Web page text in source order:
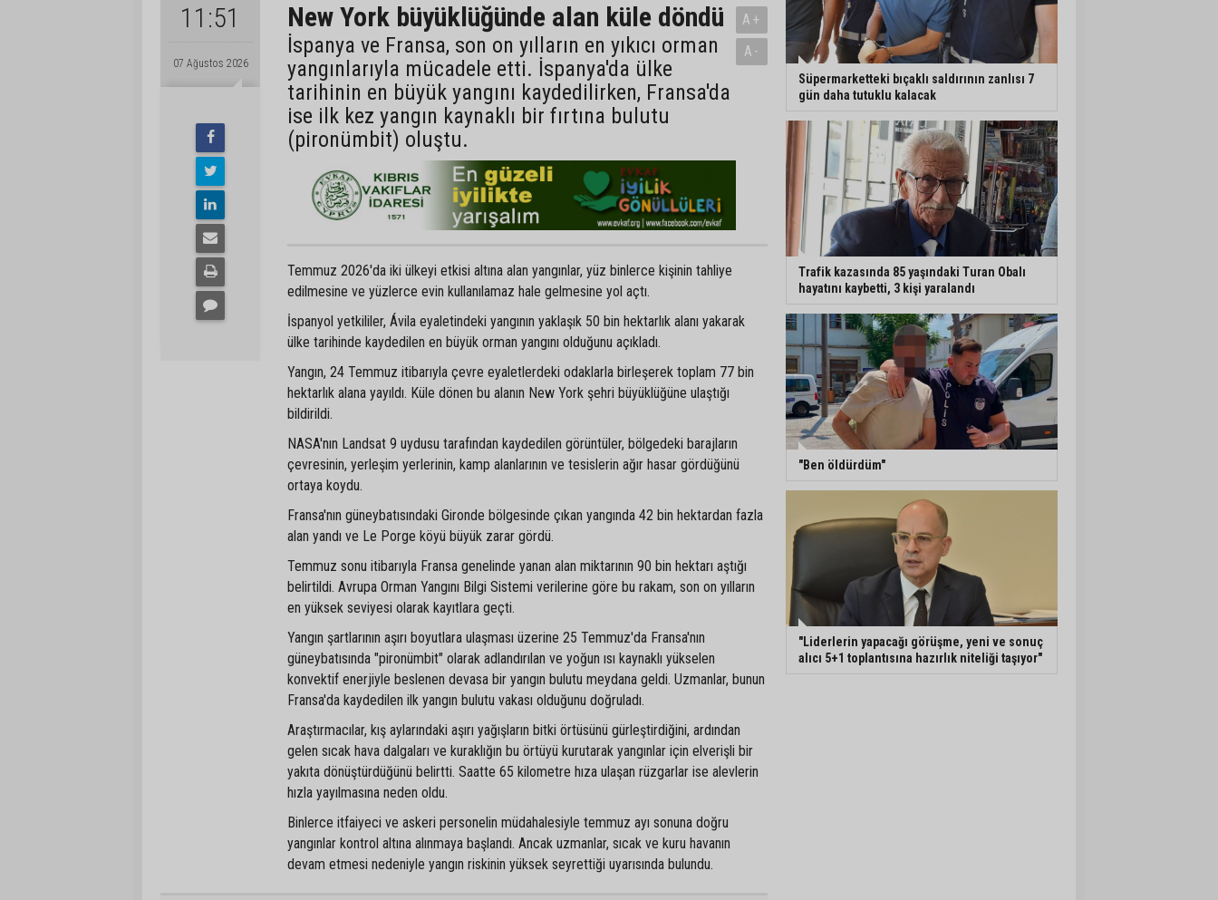
11:51
07 Ağustos 2026
New York büyüklüğünde alan küle döndü
İspanya ve Fransa, son on yılların en yıkıcı orman
yangınlarıyla mücadele etti. İspanya'da ülke
tarihinin en büyük yangını kaydedilirken, Fransa'da
ise ilk kez yangın kaynaklı bir fırtına bulutu
(pironümbit) oluştu.
A+
A-
Temmuz 2026'da iki ülkeyi etkisi altına alan yangınlar, yüz binlerce kişinin tahliye
edilmesine ve yüzlerce evin kullanılamaz hale gelmesine yol açtı.
İspanyol yetkililer, Ávila eyaletindeki yangının yaklaşık 50 bin hektarlık alanı yakarak
ülke tarihinde kaydedilen en büyük orman yangını olduğunu açıkladı.
Yangın, 24 Temmuz itibarıyla çevre eyaletlerdeki odaklarla birleşerek toplam 77 bin
hektarlık alana yayıldı. Küle dönen bu alanın New York şehri büyüklüğüne ulaştığı
bildirildi.
NASA'nın Landsat 9 uydusu tarafından kaydedilen görüntüler, bölgedeki barajların
çevresinin, yerleşim yerlerinin, kamp alanlarının ve tesislerin ağır hasar gördüğünü
ortaya koydu.
Fransa'nın güneybatısındaki Gironde bölgesinde çıkan yangında 42 bin hektardan fazla
alan yandı ve Le Porge köyü büyük zarar gördü.
Temmuz sonu itibarıyla Fransa genelinde yanan alan miktarının 90 bin hektarı aştığı
belirtildi. Avrupa Orman Yangını Bilgi Sistemi verilerine göre bu rakam, son on yılların
en yüksek seviyesi olarak kayıtlara geçti.
Yangın şartlarının aşırı boyutlara ulaşması üzerine 25 Temmuz'da Fransa'nın
güneybatısında "pironümbit" olarak adlandırılan ve yoğun ısı kaynaklı yükselen
konvektif enerjiyle beslenen devasa bir yangın bulutu meydana geldi. Uzmanlar, bunun
Fransa'da kaydedilen ilk yangın bulutu vakası olduğunu doğruladı.
Araştırmacılar, kış aylarındaki aşırı yağışların bitki örtüsünü gürleştirdiğini, ardından
gelen sıcak hava dalgaları ve kuraklığın bu örtüyü kurutarak yangınlar için elverişli bir
yakıta dönüştürdüğünü belirtti. Saatte 65 kilometre hıza ulaşan rüzgarlar ise alevlerin
hızla yayılmasına neden oldu.
Binlerce itfaiyeci ve askeri personelin müdahalesiyle temmuz ayı sonuna doğru
yangınlar kontrol altına alınmaya başlandı. Ancak uzmanlar, sıcak ve kuru havanın
devam etmesi nedeniyle yangın riskinin yüksek seyrettiği uyarısında bulundu.
Süpermarketteki bıçaklı saldırının zanlısı 7
gün daha tutuklu kalacak
Trafik kazasında 85 yaşındaki Turan Obalı
hayatını kaybetti, 3 kişi yaralandı
"Ben öldürdüm"
"Liderlerin yapacağı görüşme, yeni ve sonuç
alıcı 5+1 toplantısına hazırlık niteliği taşıyor"